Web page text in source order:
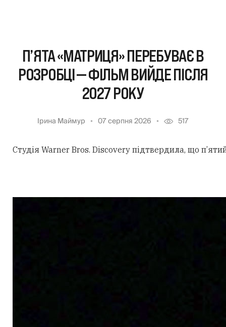
П’ЯТА «МАТРИЦЯ» ПЕРЕБУВАЄ В
РОЗРОБЦІ — ФІЛЬМ ВИЙДЕ ПІСЛЯ
2027 РОКУ
Ірина Маймур 07 серпня 2026 517
Студія Warner Bros. Discovery підтвердила, що